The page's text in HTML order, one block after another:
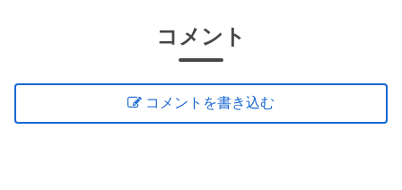
コメント
コメントを書き込む